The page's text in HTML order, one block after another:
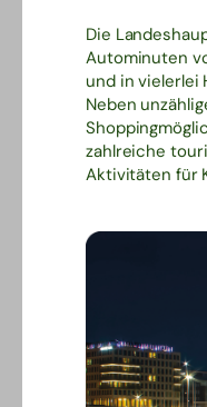
Die
Autominuten
und in vielerlei
Neben
zahlreiche
Aktivitäten für